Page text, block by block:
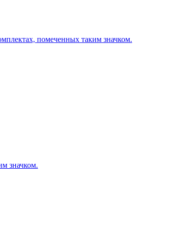
помеченных таким значком.
значком.